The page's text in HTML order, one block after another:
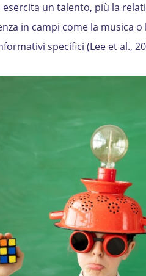
un talento, più la
in campi come la musica
specifici (Lee et al.,